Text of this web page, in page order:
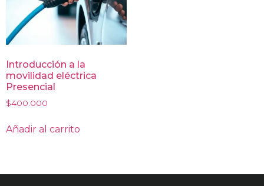
Introducción a la
movilidad eléctrica
Presencial
$400.000
Añadir al carrito